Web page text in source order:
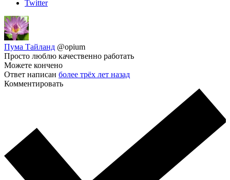
Twitter
Пума Тайланд @opium
Просто люблю качественно работать
Можете кончено
Ответ написан более трёх лет назад
Комментировать